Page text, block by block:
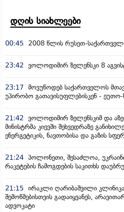
დღის სიახლეები
00:45 2008 წლის რუსეთ-
23:42 ვოლოდიმირ ზელენსკი 8
23:17 მოვუწოდებ საქართველოს
უპირობო გათავისუფლებისკენ -
21:42
ვოლოდიმირ ზელენსკიმ და
მინისტრმა კიევში შეხვედრაზე
ენერგეტიკის, ნავთობისა და გაზის
21:24 პოლონეთი, შესაძლოა,
რაკეტების ჩამოგდების საკითხს
21:15 ირაკლი ღარიბაშვილი
შემოწმებისთვის გადაიყვანეს,
ადვოკატი